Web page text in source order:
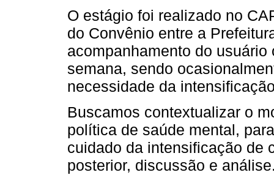
O estágio foi realizado no
do Convênio entre a
acompanhamento do
semana, sendo
necessidade da
Buscamos contextualizar o
política de saúde mental,
cuidado da intensificação de
posterior, discussão e